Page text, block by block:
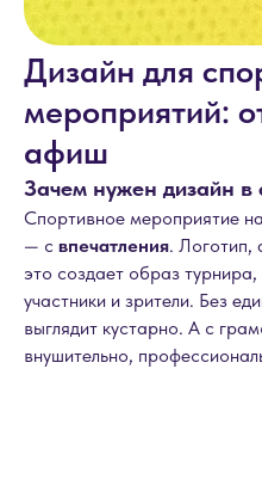
Дизайн для
мероприятий:
афиш
Зачем нужен дизайн в
Спортивное мероприятие
— с впечатления.
это создает образ
участники и зрители. Без
выглядит кустарно. А с
внушительно,